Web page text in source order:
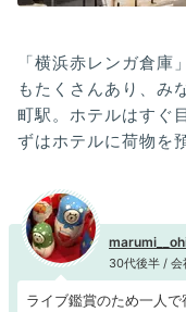
「横浜赤レンガ倉
もたくさんあり、み
町駅。ホテルはすぐ
ずはホテルに荷物を
30代後半 / 会
ライブ鑑賞のため一人